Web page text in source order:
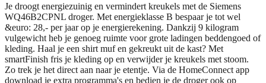
Je droogt energiezuinig en vermindert kreukels met de Siemens
WQ46B2CPNL droger. Met energieklasse B bespaar je tot wel
&euro: 28,- per jaar op je energierekening. Dankzij 9 kilogram
vulgewicht heb je genoeg ruimte voor grote ladingen beddengoed of
kleding. Haal je een shirt muf en gekreukt uit de kast? Met
smartFinish fris je kleding op en verwijder je kreukels met stoom.
Zo trek je het direct aan naar je etentje. Via de HomeConnect app
download je extra programma's en bedien je de droger ook op